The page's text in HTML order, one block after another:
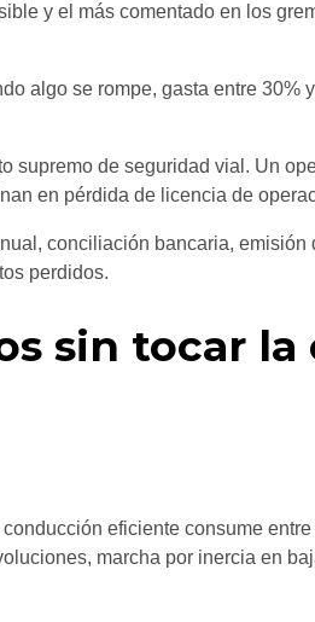
y el más comentado en los
algo se rompe, gasta entre 30%
de seguridad vial. Un
en pérdida de licencia de
conciliación bancaria,
perdidos.
sin tocar la
eficiente consume
marcha por inercia en